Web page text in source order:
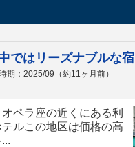
ではリーズナブルな宿
期：2025/09（約11ヶ月前）
ペラ座の近くにある利
ルこの地区は価格の高